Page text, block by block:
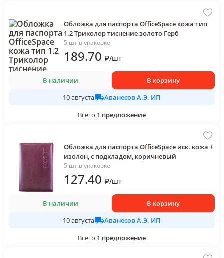
Обложка для паспорта OfficeSpace кожа тип
1.2 Триколор тиснение золото Герб
5 шт в упаковке
189.70 ₽/шт
В наличии
В корзину
10 августа
Аванесов А.Э. ИП
Всего 1 предложение
Обложка для паспорта OfficeSpace иск. кожа +
изолон, с подкладом, коричневый
5 шт в упаковке
127.40 ₽/шт
В наличии
В корзину
10 августа
Аванесов А.Э. ИП
Всего 1 предложение